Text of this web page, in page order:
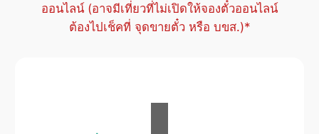
ออนไลน์ (อาจมีเที่ยวที่ไม่เปิดให้จองตั๋วออนไลน์
ต้องไปเช็คที่ จุดขายตั๋ว หรือ บขส.)*